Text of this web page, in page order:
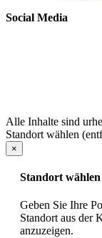
Social Media
Alle Inhalte sind
Standort wählen
×
Standort wählen
Geben Sie Ihre
Standort aus der
anzuzeigen.